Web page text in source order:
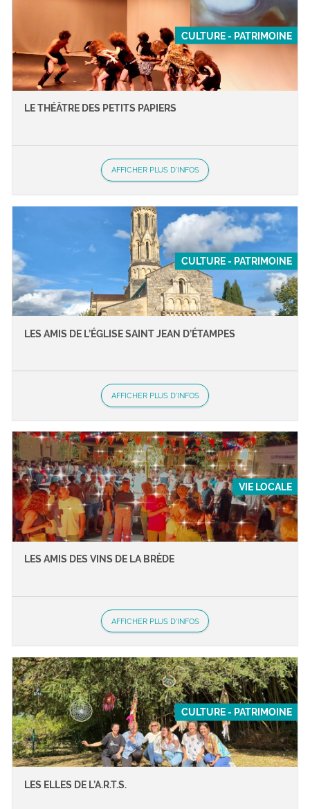
CULTURE - PATRIMOINE
LE THÉÂTRE DES PETITS PAPIERS
AFFICHER PLUS D'INFOS
CULTURE - PATRIMOINE
LES AMIS DE L’ÉGLISE SAINT JEAN D’ÉTAMPES
AFFICHER PLUS D'INFOS
VIE LOCALE
LES AMIS DES VINS DE LA BRÈDE
AFFICHER PLUS D'INFOS
CULTURE - PATRIMOINE
LES ELLES DE L’A.R.T.S.